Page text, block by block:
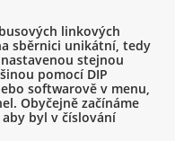
linkových
sběrnici unikátní, tedy
stejnou
pomocí DIP
softwarově v menu,
Obyčejně začínáme
byl v číslování